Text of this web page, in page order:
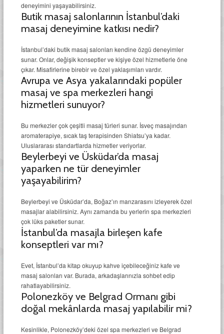
deneyimini yaşayabilirsiniz.
Butik masaj salonlarının İstanbul’daki
masaj deneyimine katkısı nedir?
İstanbul’daki butik masaj salonları kendine özgü deneyimler
sunar. Onlar, değişik konseptler ve kişiye özel hizmetlerle öne
çıkar. Misafirlerine birebir ve özel yaklaşımları vardır.
Avrupa ve Asya yakalarındaki popüler
masaj ve spa merkezleri hangi
hizmetleri sunuyor?
Bu merkezler çok çeşitli masaj türleri sunar. İsveç masajından
aromaterapiye, sıcak taş terapisinden Shiatsu’ya kadar.
Uluslararası standartlarda hizmetler veriyorlar.
Beylerbeyi ve Üsküdar’da masaj
yaparken ne tür deneyimler
yaşayabilirim?
Beylerbeyi ve Üsküdar’da, Boğaz’ın manzarasını izleyerek özel
masajlar alabilirsiniz. Aynı zamanda bu yerlerin spa merkezleri
çok lüks paketler sunar.
İstanbul’da masajla birleşen kafe
konseptleri var mı?
Evet, İstanbul’da kitap okuyup kahve içebileceğiniz kafe ve
masaj salonları var. Burada, arkadaşlarınızla sohbet edip
rahatlayabilirsiniz.
Polonezköy ve Belgrad Ormanı gibi
doğal mekânlarda masaj yapılabilir mi?
Kesinlikle, Polonezköy’deki özel spa merkezleri ve Belgrad